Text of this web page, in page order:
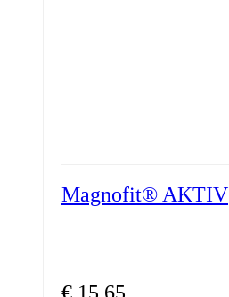
Magnofit® AKTIV
€ 15,65